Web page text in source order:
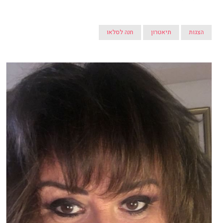
הצגות תיאטרון חנה לסלאו